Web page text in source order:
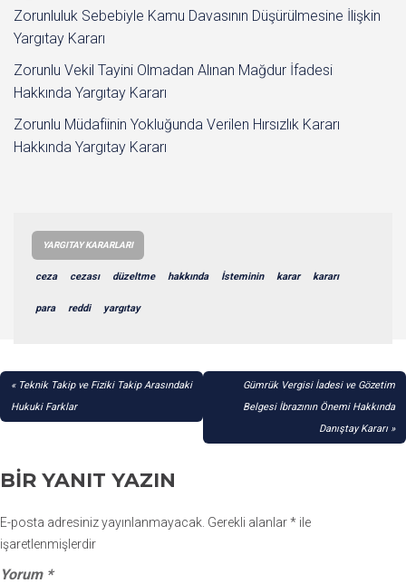
Zorunluluk Sebebiyle Kamu Davasının Düşürülmesine İlişkin
Yargıtay Kararı
Zorunlu Vekil Tayini Olmadan Alınan Mağdur İfadesi
Hakkında Yargıtay Kararı
Zorunlu Müdafiinin Yokluğunda Verilen Hırsızlık Kararı
Hakkında Yargıtay Kararı
YARGITAY KARARLARI
ceza cezası düzeltme hakkında İsteminin karar kararı
para reddi yargıtay
YAZI
GEZINMESI
Teknik Takip ve Fiziki Takip Arasındaki
Hukuki Farklar
Gümrük Vergisi İadesi ve Gözetim
Belgesi İbrazının Önemi Hakkında
Danıştay Kararı
BIR YANIT YAZIN
E-posta adresiniz yayınlanmayacak. Gerekli alanlar* ile
işaretlenmişlerdir
Yorum *